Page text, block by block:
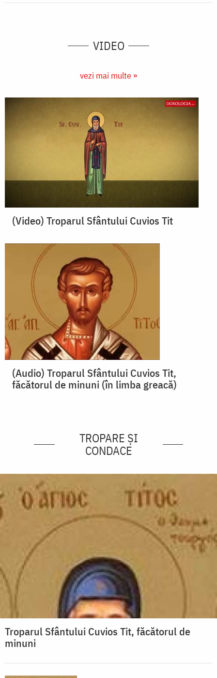
VIDEO
vezi mai multe »
(Video) Troparul Sfântului Cuvios Tit
(Audio) Troparul Sfântului Cuvios Tit,
făcătorul de minuni (în limba greacă)
TROPARE ȘI
CONDACE
Troparul Sfântului Cuvios Tit, făcătorul de
minuni